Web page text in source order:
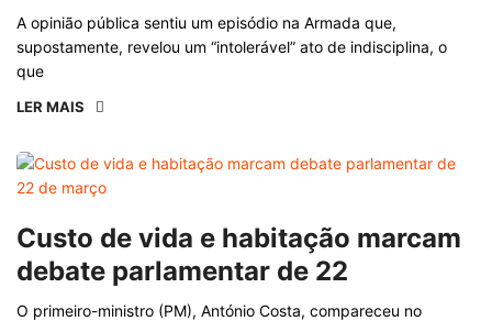
A opinião pública sentiu um episódio na Armada que,
supostamente, revelou um “intolerável” ato de indisciplina, o
que
LER MAIS
Custo de vida e habitação marcam
debate parlamentar de 22
O primeiro-ministro (PM), António Costa, compareceu no